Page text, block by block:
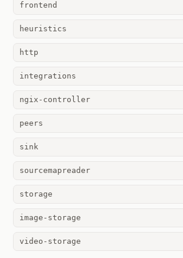
frontend
heuristics
http
integrations
ngix-controller
peers
sink
sourcemapreader
storage
image-storage
video-storage